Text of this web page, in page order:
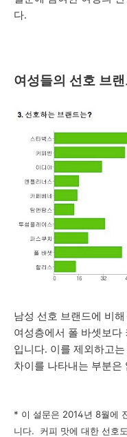
다.
여성들의 선호 브
남성 선호 브랜드에 비
여성층에서 폴 바셋보다
입니다. 이를 제외하고
차이를 나타내는 부분은
* 이 설문은 2014년 8월에
니다. 커피 맛에 대한 선호